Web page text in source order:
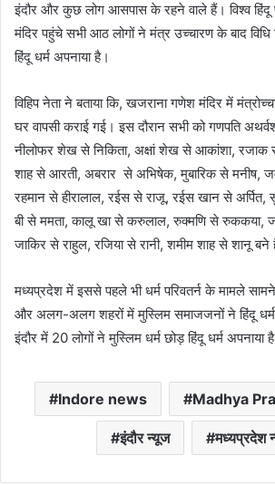
इंदौर और कुछ लोग आसपास के रहने वाले हैं। विश्व
मंदिर पहुंचे सभी आठ लोगों ने मंत्र उच्चारण के बाद
हिंदू धर्म अपनाया है।
विहिप नेता ने बताया कि, खजराना गणेश मंदिर में
घर वापसी कराई गई। इस दौरान सभी को गणपति
नीलोफर शेख से निकिता, अक्षां शेख से आकांशा, रजाक
शाह से आरती, अबरार से अभिषेक, मुबारिक से मनीष,
रहमान से हीरालाल, रईस से राजू, रईस खान से अर्पित,
बी से ममता, कालू खा से करुलाल, रुक्मणि से रुककया,
जाकिर से राहुल, रजिया से रानी, शमीम शाह से शानू बने
मध्यप्रदेश में इससे पहले भी धर्म परिवतर्न के मामले
और अलग-अलग शहरों में मुस्लिम समाजजनों ने हिंदू धर्म
इंदौर में 20 लोगों ने मुस्लिम धर्म छोड़ हिंदू धर्म अपनाया
Indore news Madhya
इंदौर न्यूज मध्यप्रदेश